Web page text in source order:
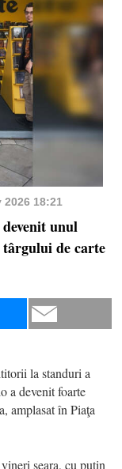
2026 18:21
unul
de carte
la standuri a
a devenit foarte
amplasat în Piaţa
seara, cu puţin